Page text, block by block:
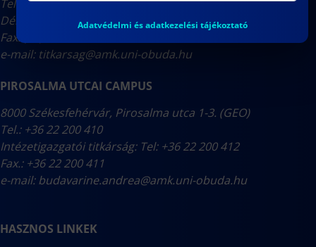
Tel.: (22) 200-400
Dékáni Titkárság: (22) 200-402
Fax: (22) 200-401
e-mail: titkarsag@amk.uni-obuda.hu
PIROSALMA UTCAI CAMPUS
8000 Székesfehérvár, Pirosalma utca 1-3. (GEO)
Tel.: +36 22 200 410
Intézetigazgatói titkárság: Tel: +36 22 200 412
Fax.: +36 22 200 411
e-mail:budavarine.andrea@amk.uni-obuda.hu
HASZNOS LINKEK
Adatvédelmi és adatkezelési tájékoztató